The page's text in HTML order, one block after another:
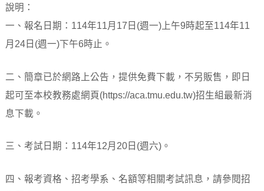
說明：
一、報名日期：114年11月17日(週一)上午9時起至114年11
月24日(週一)下午6時止。
二、簡章已於網路上公告，提供免費下載，不另販售，即日
起可至本校教務處網頁(https://aca.tmu.edu.tw)招生組最新消
息下載。
三、考試日期：114年12月20日(週六)。
四、報考資格、招考學系、名額等相關考試訊息，請參閱招